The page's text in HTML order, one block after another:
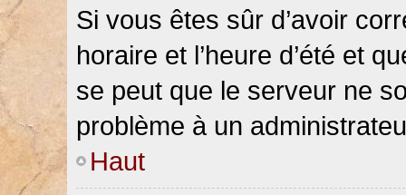
Si vous êtes sûr d’avoir
horaire et l’heure d’été et
se peut que le serveur ne
problème à un
Haut